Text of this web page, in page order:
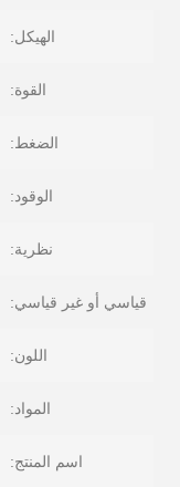
الهيكل:
القوة:
الضغط:
الوقود:
نظرية:
قياسي أو غير قياسي:
اللون:
المواد:
اسم المنتج: